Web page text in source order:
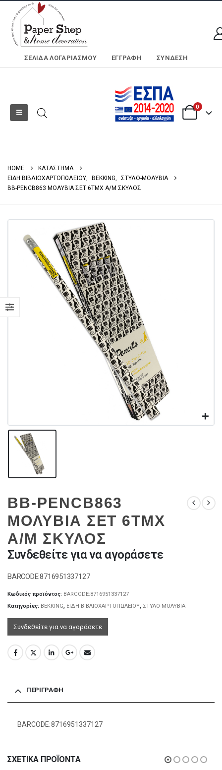
ΣΕΛΊΔΑ ΛΟΓΑΡΙΑΣΜΟΎ ΕΓΓΡΑΦΗ ΣΎΝΔΕΣΗ
0
HOME
ΚΑΤΑΣΤΗΜΑ
ΕΙΔΗ ΒΙΒΛΙΟΧΑΡΤΟΠΩΛΕΙΟΥ
BEKKING
ΣΤΥΛΟ-ΜΟΛΥΒΙΑ
BB-PENCB863 ΜΟΛΥΒΙΑ ΣΕΤ 6TMX A/M ΣΚΥΛΟΣ
BB-PENCB863
ΜΟΛΥΒΙΑ ΣΕΤ 6TMX
A/M ΣΚΥΛΟΣ
Συνδεθείτε για να αγοράσετε
BARCODE:8716951337127
Κωδικός προϊόντος: BARCODE:8716951337127
Κατηγορίες: BEKKING, ΕΙΔΗ ΒΙΒΛΙΟΧΑΡΤΟΠΩΛΕΙΟΥ, ΣΤΥΛΟ-ΜΟΛΥΒΙΑ
Συνδεθείτε για να αγοράσετε
ΠΕΡΙΓΡΑΦΉ
BARCODE:8716951337127
ΣΧΕΤΙΚΆ ΠΡΟΪΌΝΤΑ